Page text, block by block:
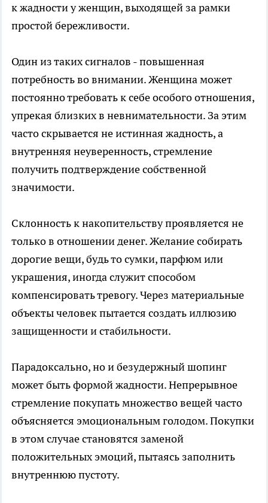
к жадности у женщин, выходящей за рамки
простой бережливости.
Один из таких сигналов - повышенная
потребность во внимании. Женщина может
постоянно требовать к себе особого отношения,
упрекая близких в невнимательности. За этим
часто скрывается не истинная жадность, а
внутренняя неуверенность, стремление
получить подтверждение собственной
значимости.
Склонность к накопительству проявляется не
только в отношении денег. Желание собирать
дорогие вещи, будь то сумки, парфюм или
украшения, иногда служит способом
компенсировать тревогу. Через материальные
объекты человек пытается создать иллюзию
защищенности и стабильности.
Парадоксально, но и безудержный шопинг
может быть формой жадности. Непрерывное
стремление покупать множество вещей часто
объясняется эмоциональным голодом. Покупки
в этом случае становятся заменой
положительных эмоций, пытаясь заполнить
внутреннюю пустоту.